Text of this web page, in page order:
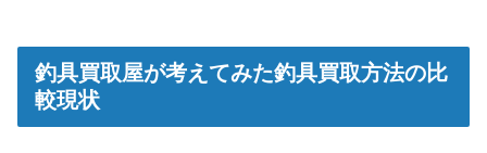
釣具買取屋が考えてみた釣具買取方法の比
較現状